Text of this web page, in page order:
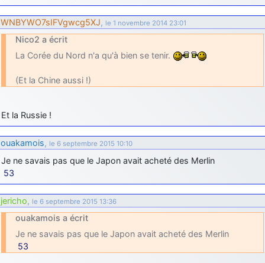
par terre
jericho: Ah ben je peux te confirmer que j'étais resté dans le filtre…
manifestement
WNBYWO7sIFVgwcg5XJ, le 1 novembre 2014 23:01
Nico2 a écrit
La Corée du Nord n'a qu'à bien se tenir.
(Et la Chine aussi !)
Et la Russie !
ouakamois, le 6 septembre 2015 10:10
Je ne savais pas que le Japon avait acheté des Merlin
53
jericho, le 6 septembre 2015 13:36
ouakamois a écrit
Je ne savais pas que le Japon avait acheté des Merlin
53